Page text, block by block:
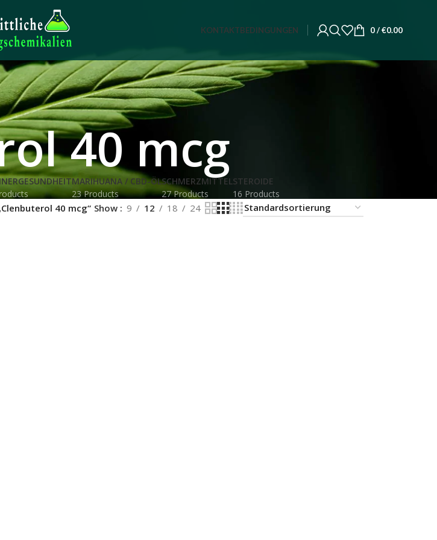
KONTAKTBEDINGUNGEN 0/ €0.00
40 mcg
MARIHUANA / CBD-ÖL
23 Products
SCHMERZMITTEL
27 Products
STEROIDE
16 Products
40 mcg“ Show 9 12 18 24